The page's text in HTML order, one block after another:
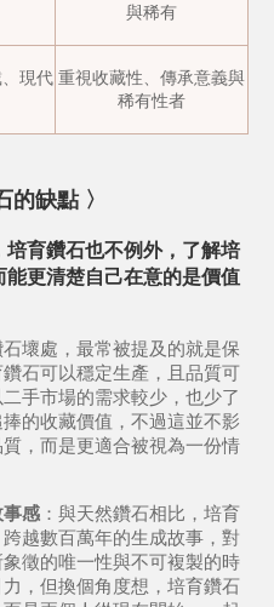
與稀有
現代 重視收藏性、傳承意義與
稀有性者
的缺點 〉
育鑽石也不例外，了解培
更清楚自己在意的是價值
壞處，最常被提及的就是保
石可以穩定生產，且品質可
手市場的需求較少，也少了
的收藏價值，不過這並不影
，而是更適合被視為一份情
事感 ： 與天然鑽石相比，培育
越數百萬年的生成故事，對
徵的唯一性與不可複製的時
，但換個角度想，培育鑽石